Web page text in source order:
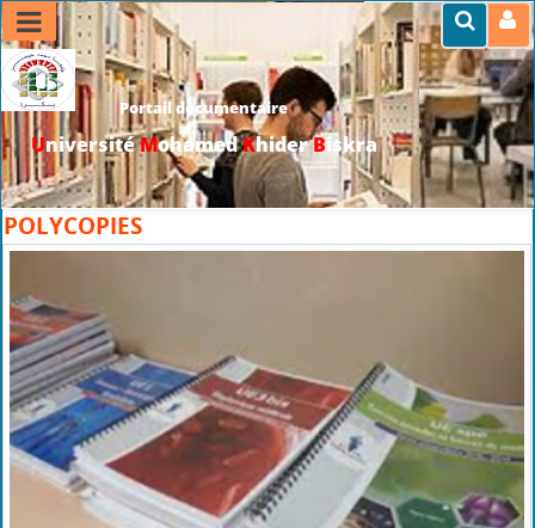
Portail documentaire
UniversitéMohamedKhiderBiskra
>>Accueil>Cadres accueil >المكتبة الرقمية
POLYCOPIES